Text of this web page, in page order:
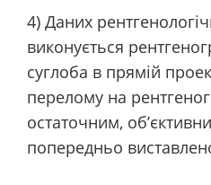
4) Даних
виконується
суглоба в прямій
перелому на
остаточним,
попередньо